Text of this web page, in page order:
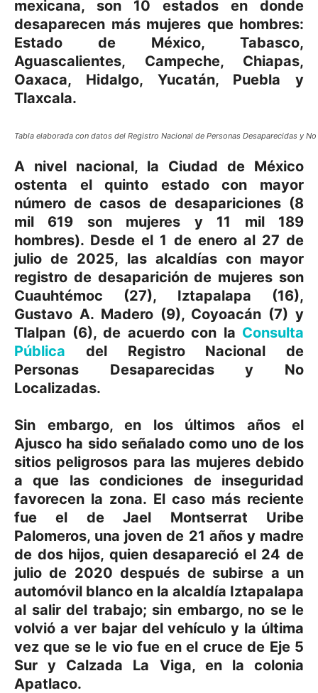
mexicana, son 10 estados en donde
desaparecen más mujeres que hombres:
Estado de México, Tabasco,
Aguascalientes, Campeche, Chiapas,
Oaxaca, Hidalgo, Yucatán, Puebla y
Tlaxcala.
Tabla elaborada con datos del Registro Nacional de Personas Desaparecidas y
A nivel nacional, la Ciudad de México
ostenta el quinto estado con mayor
número de casos de desapariciones (8
mil 619 son mujeres y 11 mil 189
hombres). Desde el 1 de enero al 27 de
julio de 2025, las alcaldías con mayor
registro de desaparición de mujeres son
Cuauhtémoc (27), Iztapalapa (16),
Gustavo A. Madero (9), Coyoacán (7) y
Tlalpan (6), de acuerdo con la Consulta
Pública del Registro Nacional de
Personas Desaparecidas y No
Localizadas.
Sin embargo, en los últimos años el
Ajusco ha sido señalado como uno de los
sitios peligrosos para las mujeres debido
a que las condiciones de inseguridad
favorecen la zona. El caso más reciente
fue el de Jael Montserrat Uribe
Palomeros, una joven de 21 años y madre
de dos hijos, quien desapareció el 24 de
julio de 2020 después de subirse a un
automóvil blanco en la alcaldía Iztapalapa
al salir del trabajo; sin embargo, no se le
volvió a ver bajar del vehículo y la última
vez que se le vio fue en el cruce de Eje 5
Sur y Calzada La Viga, en la colonia
Apatlaco.